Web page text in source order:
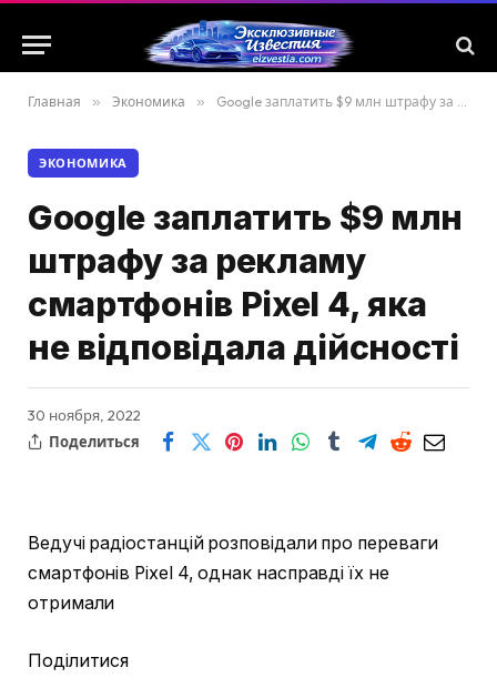
Главная » Экономика » Google заплатить $9 млн штрафу за рекламу смартфонів Pixel 4, яка не відповідала дійсності
ЭКОНОМИКА
Google заплатить $9 млн
штрафу за рекламу
смартфонів Pixel 4, яка
не відповідала дійсності
30 ноября, 2022
Поделиться
Ведучі радіостанцій розповідали про переваги
смартфонів Pixel 4, однак насправді їх не
отримали
Поділитися